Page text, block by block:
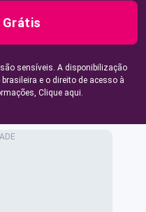
sensíveis. A disponibilização
e o direito de acesso à
Clique aqui.